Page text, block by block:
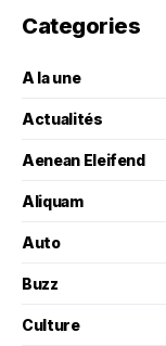
Categories
A la une
Actualités
Aenean Eleifend
Aliquam
Auto
Buzz
Culture